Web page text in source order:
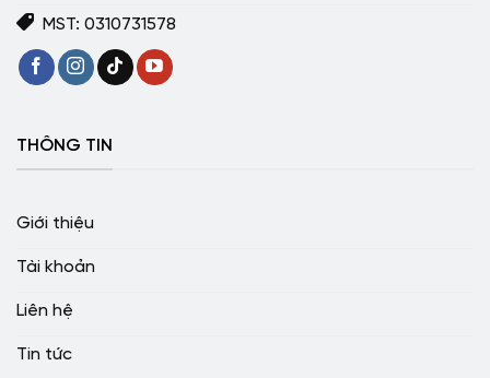
MST: 0310731578
THÔNG TIN
Giới thiệu
Tài khoản
Liên hệ
Tin tức